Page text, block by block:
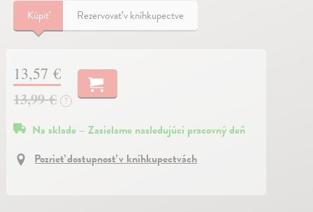
Kúpiť Rezervovať v kníhkupectve
13,57 €
13,99 €
?
Na sklade – Zasielame nasledujúci pracovný deň
Pozrieť dostupnosť v kníhkupectvách